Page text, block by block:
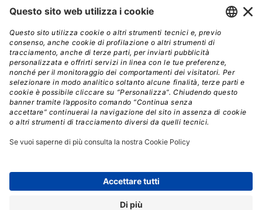
Collabora: condivisione fluida e governance